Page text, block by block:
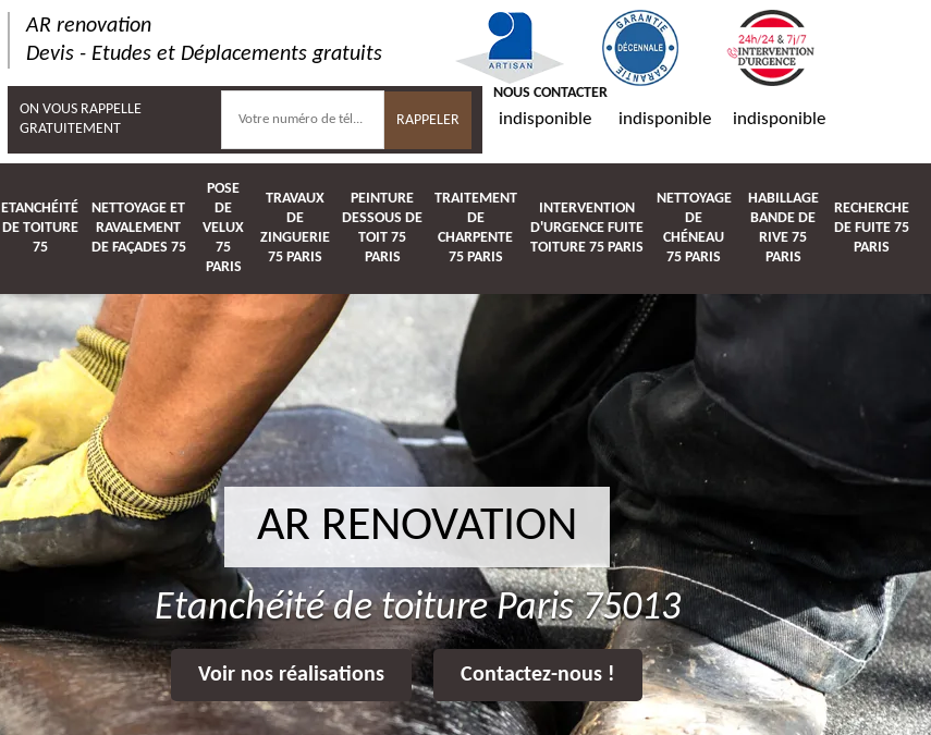
AR renovation
Devis - Etudes et Déplacements gratuits
ON VOUS RAPPELLE
GRATUITEMENT
NOUS CONTACTER
indisponible indisponible indisponible
ETANCHÉITÉ
DE TOITURE
75
NETTOYAGE ET
RAVALEMENT
DE FAÇADES 75
POSE
DE
VELUX
75
PARIS
TRAVAUX
DE
ZINGUERIE
75 PARIS
PEINTURE
DESSOUS DE
TOIT 75
PARIS
TRAITEMENT
DE
CHARPENTE
75 PARIS
INTERVENTION
D'URGENCE FUITE
TOITURE 75 PARIS
NETTOYAGE
DE
CHÉNEAU
75 PARIS
HABILLAGE
BANDE DE
RIVE 75
PARIS
RECHERCHE
DE FUITE 75
PARIS
AR RENOVATION
Etanchéité de toiture Paris 75013
Voir nos réalisations Contactez-nous !